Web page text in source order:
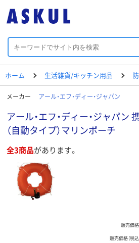
ホーム 生活雑貨/キッチン用品
メーカー アール・エフ・ディー・ジャパン
アール・エフ・ディー・ジャパン
（自動タイプ）マリンポーチ
全3商品があります。
販売価格
販売価格（税込